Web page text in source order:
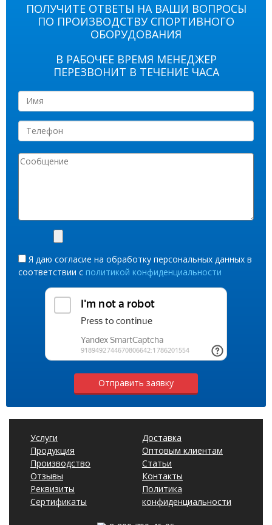
ПОЛУЧИТЕ ОТВЕТЫ НА ВАШИ ВОПРОСЫ
ПО ПРОИЗВОДСТВУ СПОРТИВНОГО
ОБОРУДОВАНИЯ
В РАБОЧЕЕ ВРЕМЯ МЕНЕДЖЕР
ПЕРЕЗВОНИТ В ТЕЧЕНИЕ ЧАСА
Я даю согласие на обработку персональных данных в
соответствии с политикой конфиденциальности
Отправить заявку
Услуги
Продукция
Производство
Отзывы
Реквизиты
Сертификаты
Доставка
Оптовым клиентам
Статьи
Контакты
Политика
конфиденциальности